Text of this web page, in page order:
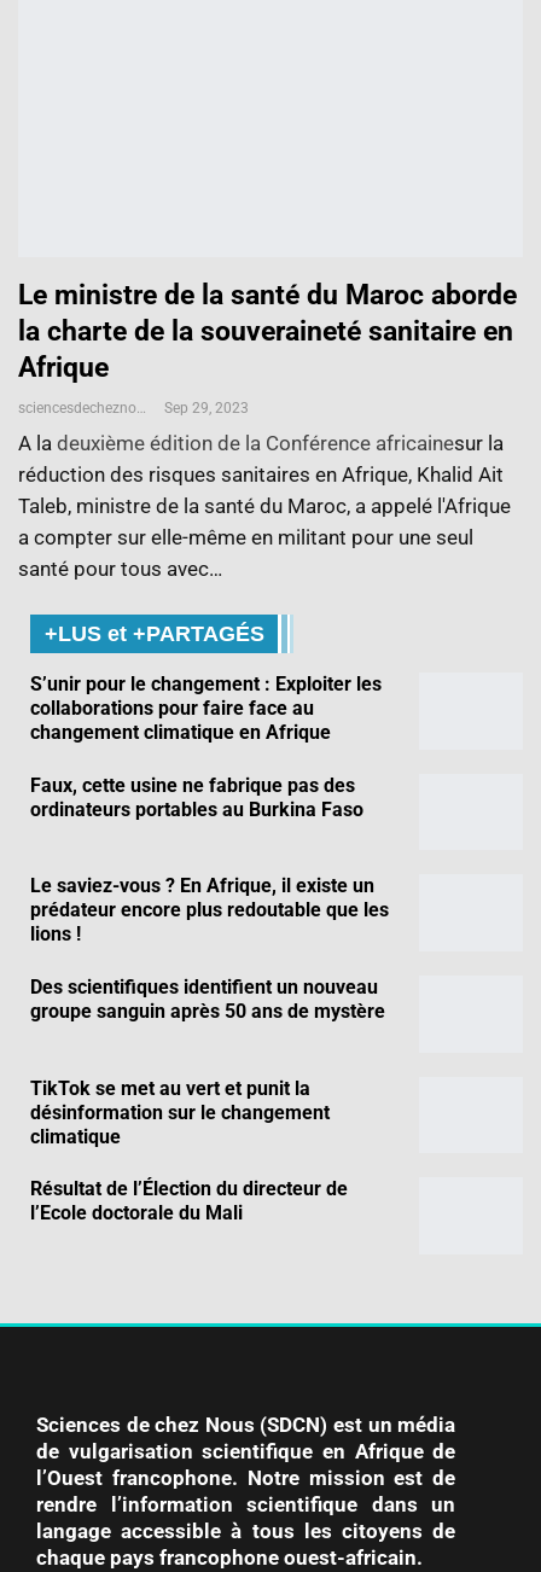
Le ministre de la santé du Maroc aborde
la charte de la souveraineté sanitaire en
Afrique
Sep 29, 2023
A la deuxième édition de la Conférence africainesur la
réduction des risques sanitaires en Afrique, Khalid Ait
Taleb, ministre de la santé du Maroc, a appelé l'Afrique
a compter sur elle-même en militant pour une seul
santé pour tous avec…
+LUS et +PARTAGÉS
S’unir pour le changement : Exploiter les
collaborations pour faire face au
changement climatique en Afrique
Faux, cette usine ne fabrique pas des
ordinateurs portables au Burkina Faso
Le saviez-vous ? En Afrique, il existe un
prédateur encore plus redoutable que les
lions !
Des scientifiques identifient un nouveau
groupe sanguin après 50 ans de mystère
TikTok se met au vert et punit la
désinformation sur le changement
climatique
Résultat de l’Élection du directeur de
l’Ecole doctorale du Mali
Sciences de chez Nous (SDCN) est un média
de vulgarisation scientifique en Afrique de
l’Ouest francophone. Notre mission est de
rendre l’information scientifique dans un
langage accessible à tous les citoyens de
chaque pays francophone ouest-africain.